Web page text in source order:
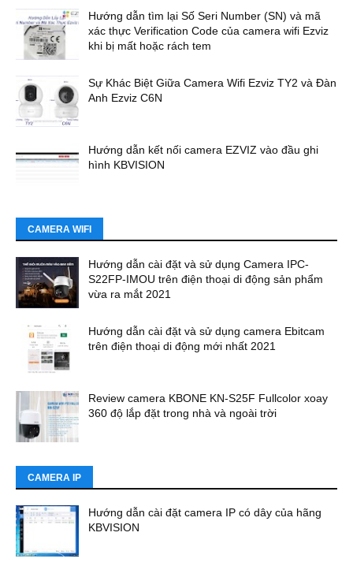
Hướng dẫn tìm lại Số Seri Number (SN) và mã
xác thực Verification Code của camera wifi Ezviz
khi bị mất hoặc rách tem
Sự Khác Biệt Giữa Camera Wifi Ezviz TY2 và Đàn
Anh Ezviz C6N
Hướng dẫn kết nối camera EZVIZ vào đầu ghi
hình KBVISION
CAMERA WIFI
Hướng dẫn cài đặt và sử dụng Camera IPC-
S22FP-IMOU trên điện thoại di động sản phẩm
vừa ra mắt 2021
Hướng dẫn cài đặt và sử dụng camera Ebitcam
trên điện thoại di động mới nhất 2021
Review camera KBONE KN-S25F Fullcolor xoay
360 độ lắp đặt trong nhà và ngoài trời
CAMERA IP
Hướng dẫn cài đặt camera IP có dây của hãng
KBVISION